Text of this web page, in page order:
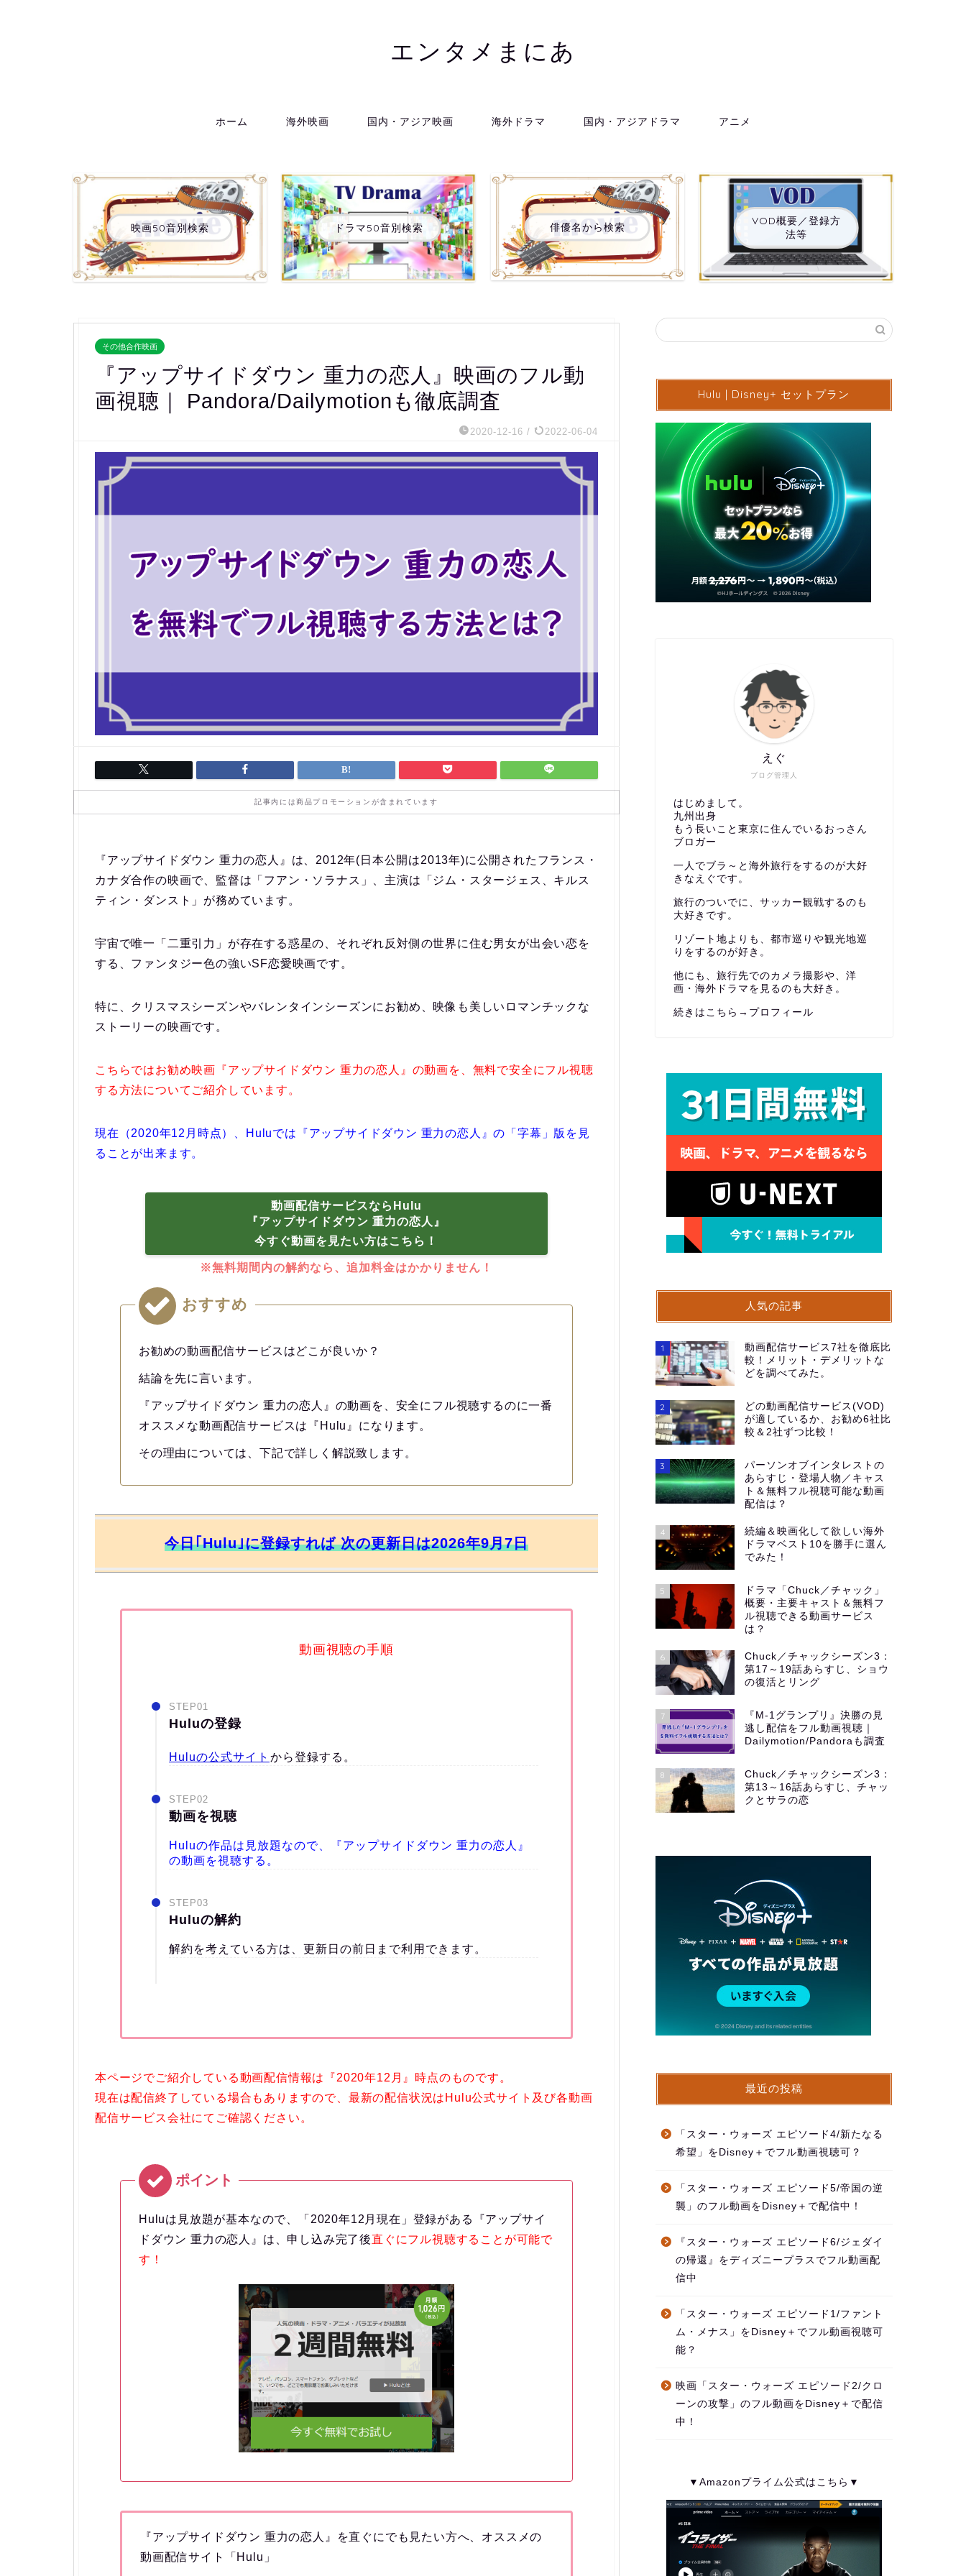
エンタメまにあ
ホーム 海外映画 国内・アジア映画 海外ドラマ 国内・アジアドラマ アニメ
映画50音別検索 ドラマ50音別検索 俳優名から検索
VOD概要／登録方
法等
その他合作映画
『アップサイドダウン 重力の恋人』映画のフル動
画視聴｜ Pandora/Dailymotionも徹底調査
2020-12-16 / 2022-06-04
記事内には商品プロモーションが含まれています
『アップサイドダウン 重力の恋人』は、2012年(日本公開は2013年)に公開されたフランス・
カナダ合作の映画で、監督は「フアン・ソラナス」、主演は「ジム・スタージェス、キルス
ティン・ダンスト」が務めています。
宇宙で唯一「二重引力」が存在する惑星の、それぞれ反対側の世界に住む男女が出会い恋を
する、ファンタジー色の強いSF恋愛映画です。
特に、クリスマスシーズンやバレンタインシーズンにお勧め、映像も美しいロマンチックな
ストーリーの映画です。
こちらではお勧め映画『アップサイドダウン 重力の恋人』の動画を、無料で安全にフル視聴
する方法についてご紹介しています。
現在（2020年12月時点）、Huluでは『アップサイドダウン 重力の恋人』の「字幕」版を見
ることが出来ます。
動画配信サービスならHulu
『アップサイドダウン 重力の恋人』
今すぐ動画を見たい方はこちら！
※無料期間内の解約なら、追加料金はかかりません！
おすすめ
お勧めの動画配信サービスはどこが良いか？
結論を先に言います。
『アップサイドダウン 重力の恋人』の動画を、安全にフル視聴するのに一番
オススメな動画配信サービスは『Hulu』になります。
その理由については、下記で詳しく解説致します。
今日｢Hulu｣に登録すれば 次の更新日は2026年9月7日
動画視聴の手順
STEP01
Huluの登録
Huluの公式サイト から登録する。
STEP02
動画を視聴
Huluの作品は見放題なので、『アップサイドダウン 重力の恋人』
の動画を視聴する。
STEP03
Huluの解約
解約を考えている方は、更新日の前日まで利用できます。
本ページでご紹介している動画配信情報は『2020年12月』時点のものです。
現在は配信終了している場合もありますので、最新の配信状況はHulu公式サイト及び各動画
配信サービス会社にてご確認ください。
Huluは見放題が基本なので、「2020年12月現在」登録がある『アップサイ
ドダウン 重力の恋人』は、申し込み完了後直ぐにフル視聴することが可能で
す！
『アップサイドダウン 重力の恋人』を直ぐにでも見たい方へ、オススメの
動画配信サイト「Hulu」
Hulu | Disney+ セットプラン
ブログ管理人
えぐ
はじめまして。
九州出身
もう長いこと東京に住んでいるおっさん
ブロガー
一人でブラ～と海外旅行をするのが大好
きなえぐです。
旅行のついでに、サッカー観戦するのも
大好きです。
リゾート地よりも、都市巡りや観光地巡
りをするのが好き。
他にも、旅行先でのカメラ撮影や、洋
画・海外ドラマを見るのも大好き。
続きはこちら→ プロフィール
人気の記事
1
動画配信サービス7社を徹底比
較！メリット・デメリットな
どを調べてみた。
2
どの動画配信サービス(VOD)
が適しているか、お勧め6社比
較＆2社ずつ比較！
3
パーソンオブインタレストの
あらすじ・登場人物／キャス
ト＆無料フル視聴可能な動画
配信は？
4
続編＆映画化して欲しい海外
ドラマベスト10を勝手に選ん
でみた！
5
ドラマ「Chuck／チャック」
概要・主要キャスト＆無料フ
ル視聴できる動画サービス
は？
6
Chuck／チャックシーズン3：
第17～19話あらすじ、ショウ
の復活とリング
7
『M-1グランプリ』決勝の見
逃し配信をフル動画視聴｜
Dailymotion/Pandoraも調査
8
Chuck／チャックシーズン3：
第13～16話あらすじ、チャッ
クとサラの恋
最近の投稿
「スター・ウォーズ エピソード4/新たなる
希望」をDisney＋でフル動画視聴可？
「スター・ウォーズ エピソード5/帝国の逆
襲」のフル動画をDisney＋で配信中！
『スター・ウォーズ エピソード6/ジェダイ
の帰還』をディズニープラスでフル動画配
信中
「スター・ウォーズ エピソード1/ファント
ム・メナス」をDisney＋でフル動画視聴可
能？
映画「スター・ウォーズ エピソード2/クロ
ーンの攻撃」のフル動画をDisney＋で配信
中！
▼Amazonプライム公式はこちら▼